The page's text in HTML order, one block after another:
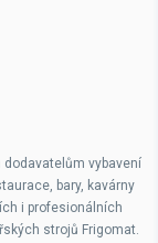
vybavení
bary, kavárny
i profesionálních
strojů Frigomat.